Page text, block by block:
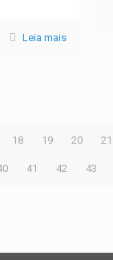
Leia mais
18 19 20 21
41 42 43